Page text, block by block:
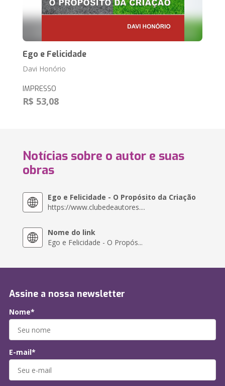
Ego e Felicidade
Davi Honório
IMPRESSO
R$ 53,08
Notícias sobre o autor e suas
obras
Ego e Felicidade - O Propósito da Criação
https://www.clubedeautores....
Nome do link
Ego e Felicidade - O Propós...
Assine a nossa newsletter
Nome*
E-mail*